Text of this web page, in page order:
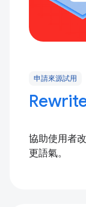
申請來源試用
協助使用者
更語氣。